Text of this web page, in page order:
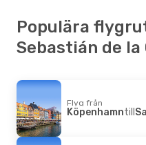
Populära
Sebastián de la
Flyg från
Köpenhamntill